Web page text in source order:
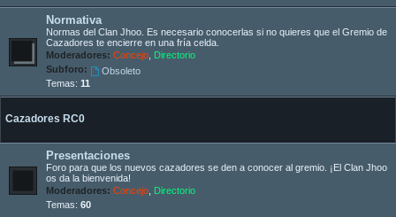
Normativa
Normas del Clan Jhoo. Es necesario conocerlas si no quieres que el Gremio de
Cazadores te encierre en una fría celda.
Moderadores: Concejo Directorio
Subforo:
Obsoleto
Temas: 11
Cazadores RC0
Presentaciones
Foro para que los nuevos cazadores se den a conocer al gremio. ¡El Clan Jhoo
os da la bienvenida!
Moderadores: Concejo Directorio
Temas: 60